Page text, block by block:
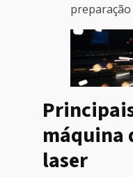
máquina
laser